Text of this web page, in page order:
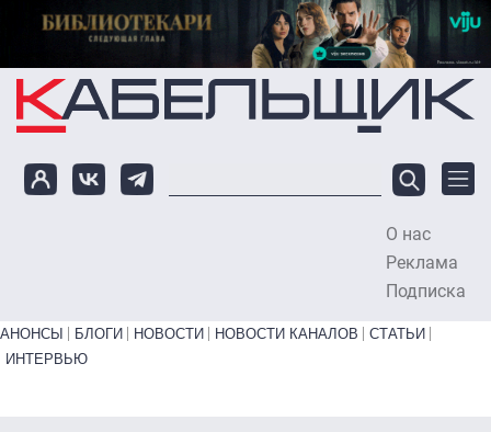
Перейти к основному содержанию
О нас
Реклама
Подписка
Primary links bottom
АНОНСЫ БЛОГИ НОВОСТИ НОВОСТИ КАНАЛОВ
СТАТЬИ
ИНТЕРВЬЮ